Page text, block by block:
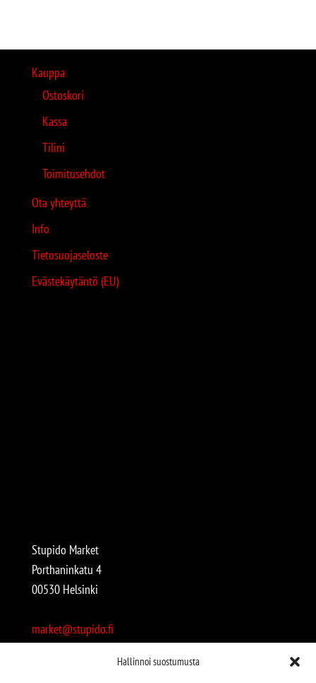
Hallinnoi suostumusta
Kauppa
Ostoskori
Kassa
Tilini
Toimitusehdot
Ota yhteyttä
Info
Tietosuojaseloste
Evästekäytäntö (EU)
Stupido Market
Porthaninkatu 4
00530 Helsinki
market@stupido.fi